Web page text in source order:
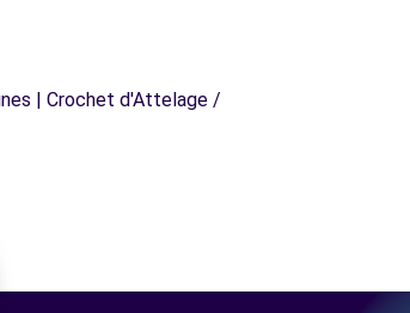
| Crochet d'Attelage /